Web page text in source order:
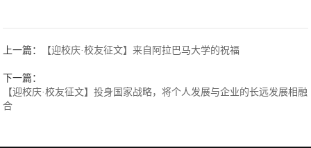
上一篇： 【迎校庆·校友征文】来自阿拉巴马大学的祝福
下一篇：
【迎校庆·校友征文】投身国家战略，将个人发展与企业的长远发展相融
合